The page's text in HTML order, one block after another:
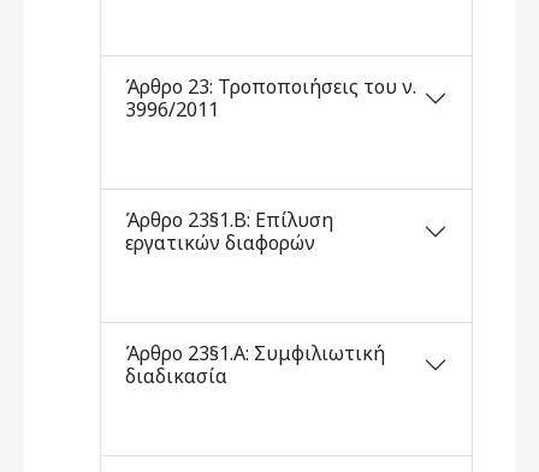
Άρθρο 23: Τροποποιήσεις του ν.
3996/2011
Άρθρο 23§1.Β: Επίλυση
εργατικών διαφορών
Άρθρο 23§1.Α: Συμφιλιωτική
διαδικασία